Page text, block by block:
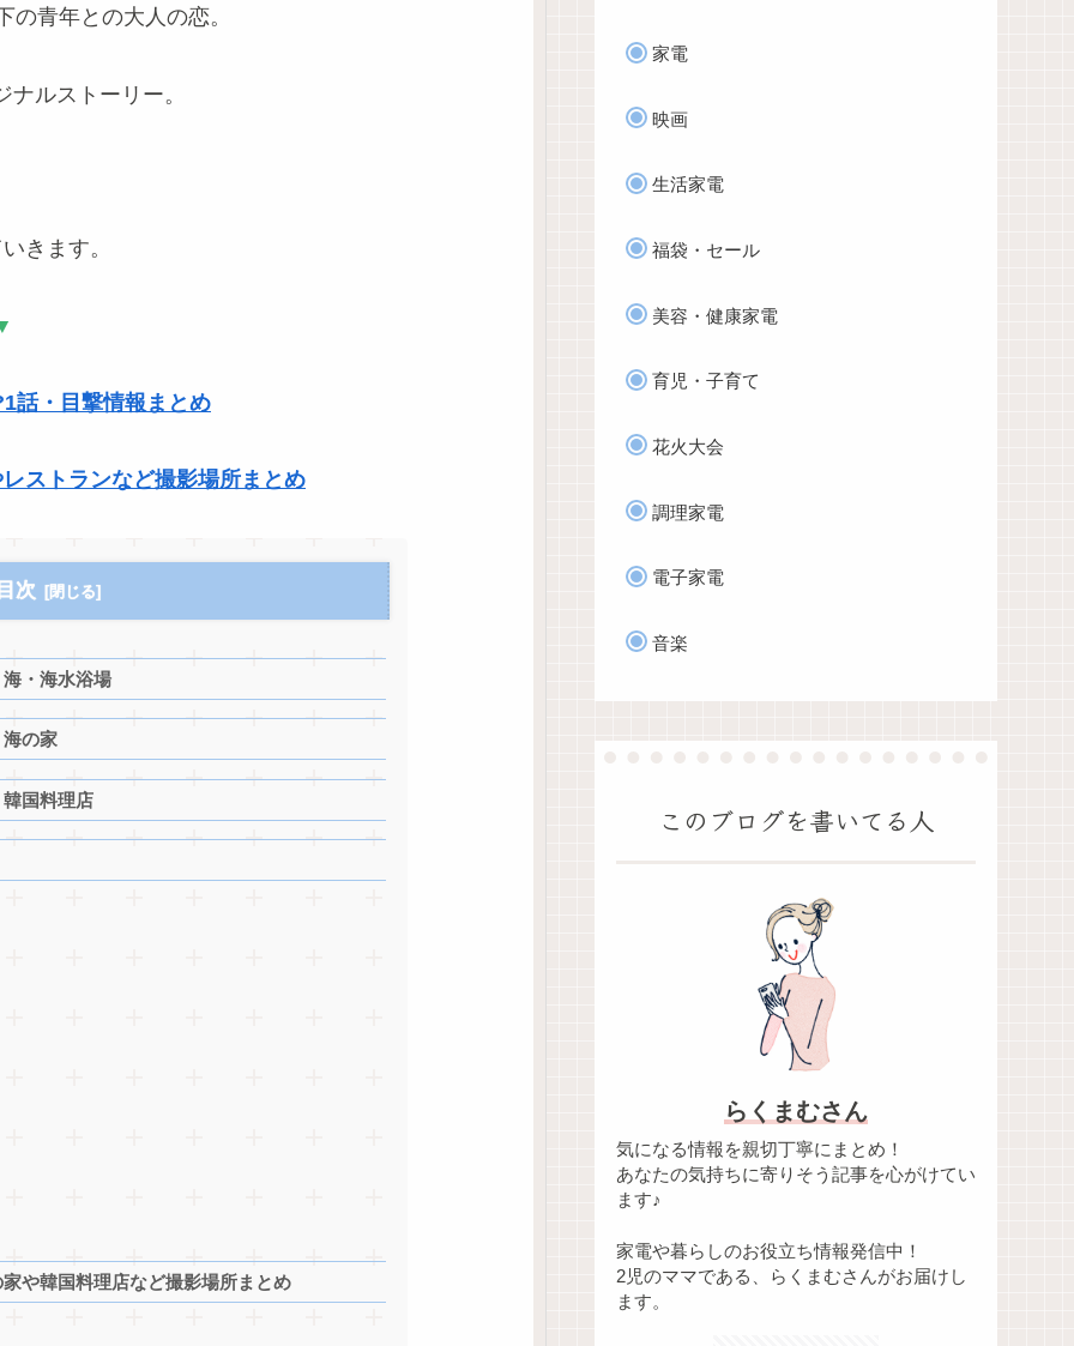
青年との大人の恋。
ルストーリー。
きます。
話・目撃情報まとめ
ストランなど撮影場所まとめ
次
・海水浴場
の家
国料理店
や韓国料理店など撮影場所まとめ
家電
映画
生活家電
福袋・セール
美容・健康家電
育児・子育て
花火大会
調理家電
電子家電
音楽
このブログを書いてる人
らくまむさん
気になる情報を親切丁寧にまとめ！
あなたの気持ちに寄りそう記事を心がけてい
ます♪
家電や暮らしのお役立ち情報発信中！
2児のママである、らくまむさんがお届けし
ます。